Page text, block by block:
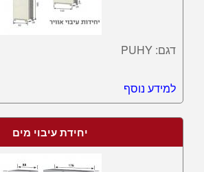
דגם: PUHY
למידע נוסף
יחידת עיבוי מים